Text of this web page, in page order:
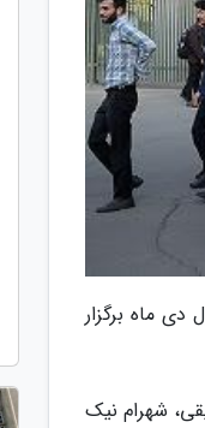
دی ماه برگزار
شهرام نیک